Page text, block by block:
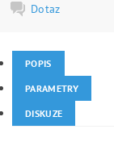
Dotaz
POPIS
PARAMETRY
DISKUZE